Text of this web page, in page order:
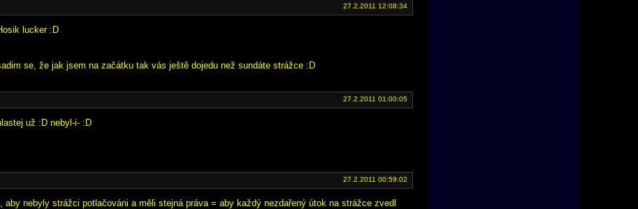
27.2.2011 12:08:34
lucker :D
se, že jak jsem na začátku tak vás ještě dojedu než sundáte strážce :D
27.2.2011 01:00:05
už :D nebyl-i- :D
27.2.2011 00:59:02
aby nebyly strážci potlačováni a měli stejná práva = aby každý nezdařený útok na strážce zvedl